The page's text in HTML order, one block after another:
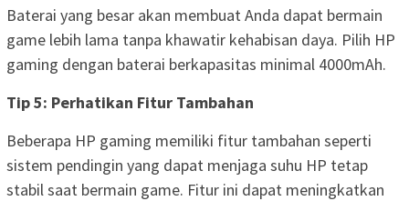
Baterai yang besar akan membuat Anda dapat bermain
game lebih lama tanpa khawatir kehabisan daya. Pilih HP
gaming dengan baterai berkapasitas minimal 4000mAh.
Tip 5: Perhatikan Fitur Tambahan
Beberapa HP gaming memiliki fitur tambahan seperti
sistem pendingin yang dapat menjaga suhu HP tetap
stabil saat bermain game. Fitur ini dapat meningkatkan